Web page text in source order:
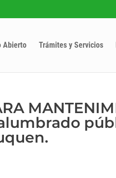
Abierto Trámites y Servicios